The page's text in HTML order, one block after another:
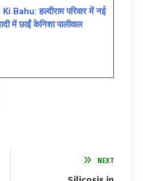
Bahu: हल्दीराम परिवार में नई
में छाईं केनिशा पालीवाल
NEXT